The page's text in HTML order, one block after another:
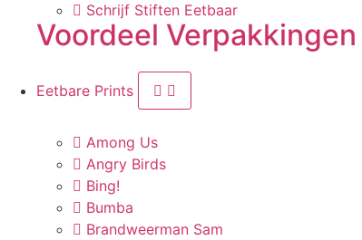
Schrijf Stiften Eetbaar
Voordeel Verpakkingen
Eetbare Prints
Among Us
Angry Birds
Bing!
Bumba
Brandweerman Sam